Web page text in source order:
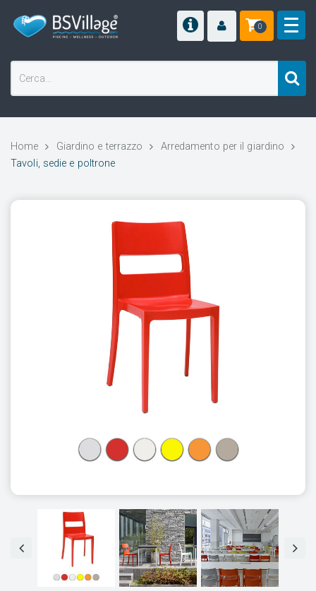
0
Home Giardino e terrazzo
Arredamento per il giardino
Tavoli, sedie e poltrone